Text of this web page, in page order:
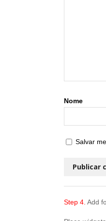
Salvar
Step 4. Add